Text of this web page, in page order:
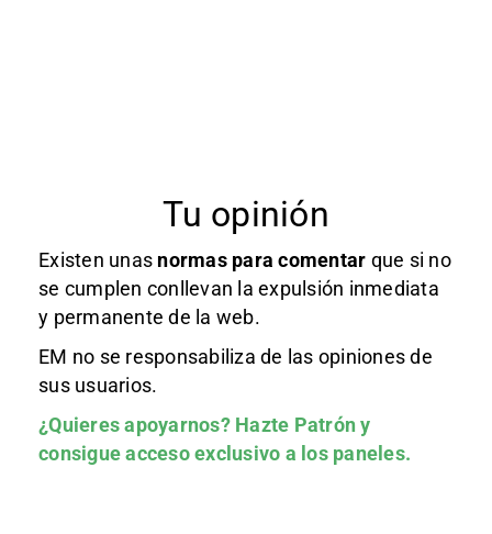
Tu opinión
Existen unas normas para comentar que si no
se cumplen conllevan la expulsión inmediata
y permanente de la web.
EM no se responsabiliza de las opiniones de
sus usuarios.
¿Quieres apoyarnos? Hazte Patróny
consigue acceso exclusivo a los paneles.